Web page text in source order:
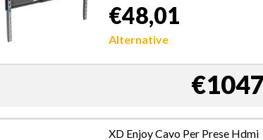
€48,01
Alternative
XD Enjoy Cavo Per Prese Hdmi